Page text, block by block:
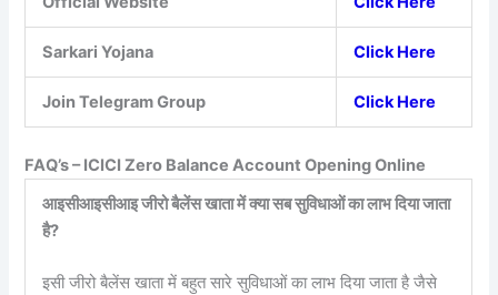
Sarkari Yojana Click Here
Join Telegram Group Click Here
FAQ’s – ICICI Zero Balance Account Opening Online
आइसीआइसीआइ जीरो बैलेंस खाता में क्या सब सुविधाओं का लाभ दिया जाता
है?
इसी जीरो बैलेंस खाता में बहुत सारे सुविधाओं का लाभ दिया जाता है जैसे